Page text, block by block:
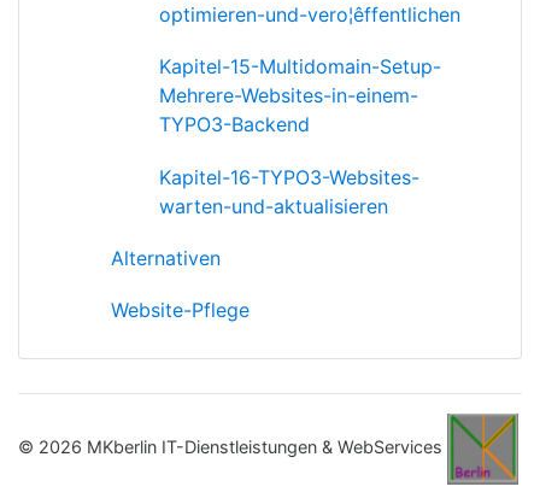
optimieren-und-vero¦êffentlichen
Kapitel-15-Multidomain-Setup-
Mehrere-Websites-in-einem-
TYPO3-Backend
Kapitel-16-TYPO3-Websites-
warten-und-aktualisieren
Alternativen
Website-Pflege
© 2026 MKberlin IT-Dienstleistungen & WebServices